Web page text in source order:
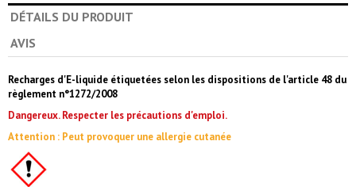
DÉTAILS DU PRODUIT
AVIS
Recharges d'E-liquide étiquetées selon les dispositions de l'article 48 du
règlement n°1272/2008
Dangereux. Respecter les précautions d'emploi.
Attention : Peut provoquer une allergie cutanée